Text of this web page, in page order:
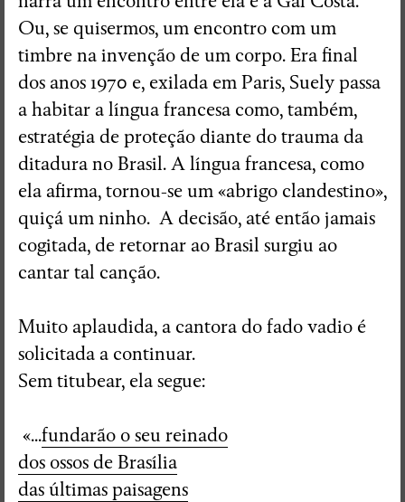
Ou, se quisermos, um encontro com um
timbre na invenção de um corpo. Era final
dos anos 1970 e, exilada em Paris, Suely passa
a habitar a língua francesa como, também,
estratégia de proteção diante do trauma da
ditadura no Brasil. A língua francesa, como
ela afirma, tornou-se um «abrigo clandestino»,
quiçá um ninho. A decisão, até então jamais
cogitada, de retornar ao Brasil surgiu ao
cantar tal canção.
Muito aplaudida, a cantora do fado vadio é
solicitada a continuar.
Sem titubear, ela segue:
«...fundarão o seu reinado
dos ossos de Brasília
das últimas paisagens